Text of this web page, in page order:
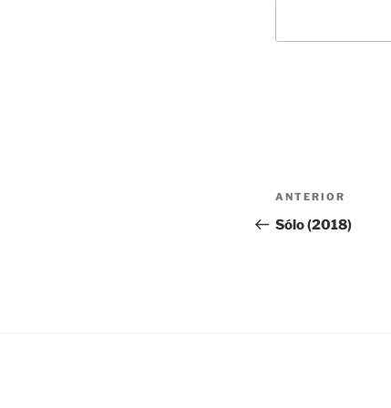
Navegación
de
Entrada
anterior:
ANTERIOR
Sólo (2018)